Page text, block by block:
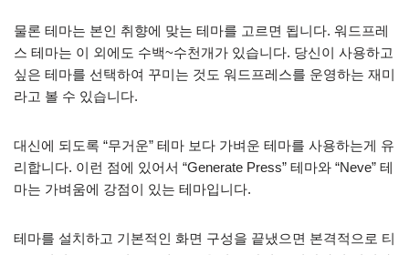
물론 테마는 본인 취향에 맞는 테마를 고르면 됩니다. 워드프레
스 테마는 이 외에도 수백~수천개가 있습니다. 당신이 사용하고
싶은 테마를 선택하여 꾸미는 것도 워드프레스를 운영하는 재미
라고 볼 수 있습니다.
대신에 되도록 “무거운” 테마 보다 가벼운 테마를 사용하는게 유
리합니다. 이런 점에 있어서 “Generate Press” 테마와 “Neve” 테
마는 가벼움에 강점이 있는 테마입니다.
테마를 설치하고 기본적인 화면 구성을 끝냈으면 본격적으로 티